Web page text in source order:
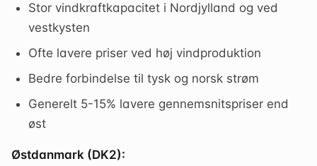
Stor vindkraftkapacitet i Nordjylland og ved
vestkysten
Ofte lavere priser ved høj vindproduktion
Bedre forbindelse til tysk og norsk strøm
Generelt 5-15% lavere gennemsnitspriser end
øst
Østdanmark (DK2):